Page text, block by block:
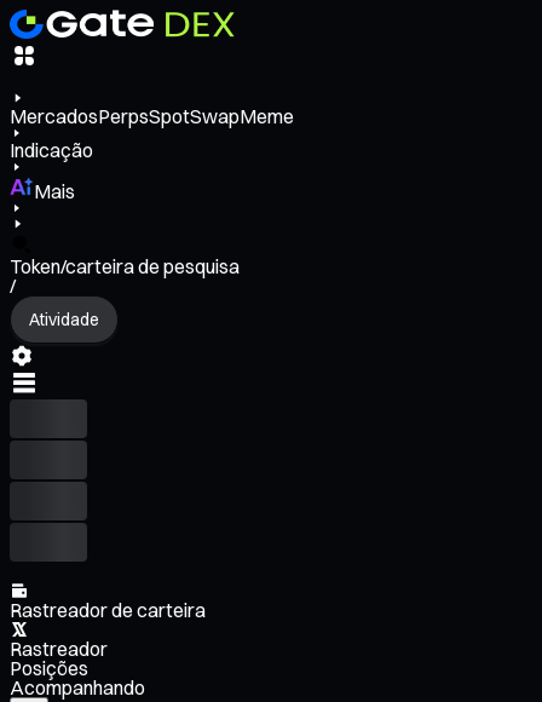
MercadosPerpsSpotSwapMeme
Indicação
Mais
Token/carteira de pesquisa
/
Atividade
Rastreador de carteira
Rastreador
Posições
Acompanhando